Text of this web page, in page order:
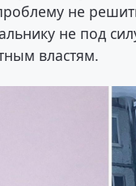
не
не под
властям.